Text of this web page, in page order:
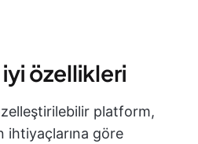
özellikleri
platform,
ihtiyaçlarına göre